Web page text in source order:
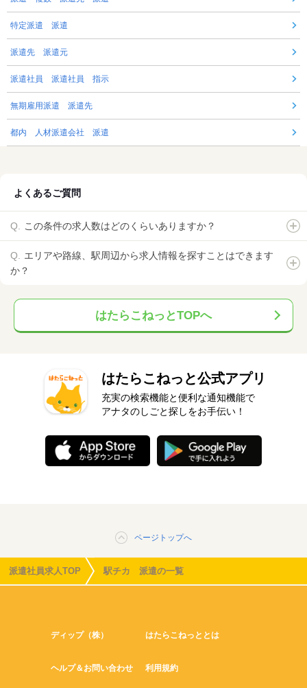
特定派遣 派遣
派遣先 派遣元
派遣社員 派遣社員 指示
無期雇用派遣 派遣先
都内 人材派遣会社 派遣
よくあるご質問
この条件の求人数はどのくらいありますか？
エリアや路線、駅周辺から求人情報を探すことはできます
か？
はたらこねっとTOPへ
はたらこねっと公式アプリ
充実の検索機能と便利な通知機能で
アナタのしごと探しをお手伝い！
ページトップへ
派遣社員求人TOP 駅チカ 派遣の一覧
ディップ（株） はたらこねっととは
ヘルプ＆お問い合わせ 利用規約